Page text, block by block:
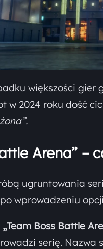
większości gier
w 2024 roku dość
Arena” –
ugruntowania
wprowadzeniu
„Team Boss Battle
serię. Nazwa